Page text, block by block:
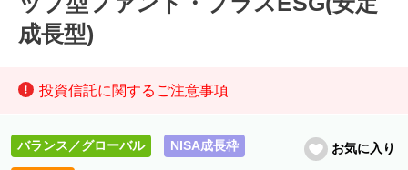
成長型)
投資信託に関するご注意事項
バランス／グローバル NISA成長枠 お気に入り